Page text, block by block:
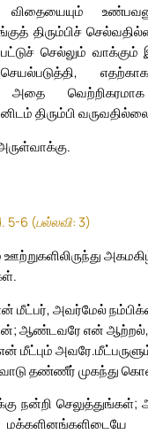
விதையையும்
திரும்பிச்
செல்லும்
செயல்படுத்தி,
அதை வெற்றிகரமாக
திரும்பி
5-6 (பல்லவி: 3)
ஊற்றுகளிலிருந்து
மீட்பர், அவர்மேல்
ஆண்டவரே என்
மீட்பும் அவரே.
தண்ணீர் முகந்து
நன்றி செலுத்துங்கள்;